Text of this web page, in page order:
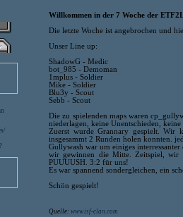
Willkommen in der 7 Woche der
Die letzte Woche ist angebrochen und
Unser Line up:
ShadowG - Medic
bot_985 - Demoman
1mplus - Soldier
Mike - Soldier
Blu3y - Scout
Sebb - Scout
Die zu spielenden maps waren
niederlagen, keine Unentschieden, keine
Zuerst wurde Grannary gespielt. Wir
insgesammt 2 Runden holen konnten.
Gullywash war um einiges
wir gewinnen die Mitte. Zeitspiel, wir
PUUUUSH. 3:2 für uns!
Es war spannend sondergleichen, ein
Schön gespielt!
Quelle: www.isf-clan.com